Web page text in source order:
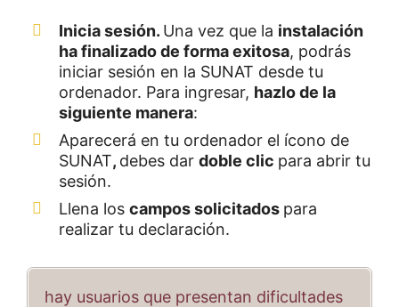
Inicia sesión. Una vez que la instalación
ha finalizado de forma exitosa, podrás
iniciar sesión en la SUNAT desde tu
ordenador. Para ingresar, hazlo de la
siguiente manera:
Aparecerá en tu ordenador el ícono de
SUNAT, debes dar doble clic para abrir tu
sesión.
Llena los campos solicitados para
realizar tu declaración.
hay usuarios que presentan dificultades